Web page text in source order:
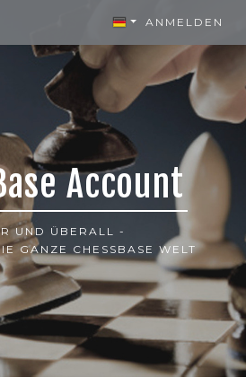
ANMELDEN
Account
UND ÜBERALL -
GANZE CHESSBASE WELT